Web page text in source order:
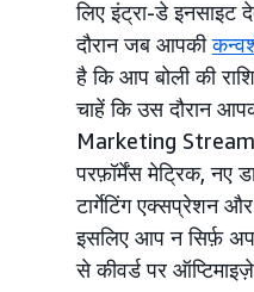
लिए इंट्रा-डे
दौरान जब आपकी
है कि आप बोली की
चाहें कि उस दौरान
Marketing
परफ़ॉर्मेंस मेट्रिक, नए
टार्गेटिंग एक्सप्रेशन
इसलिए आप न सिर्फ़
से कीवर्ड पर